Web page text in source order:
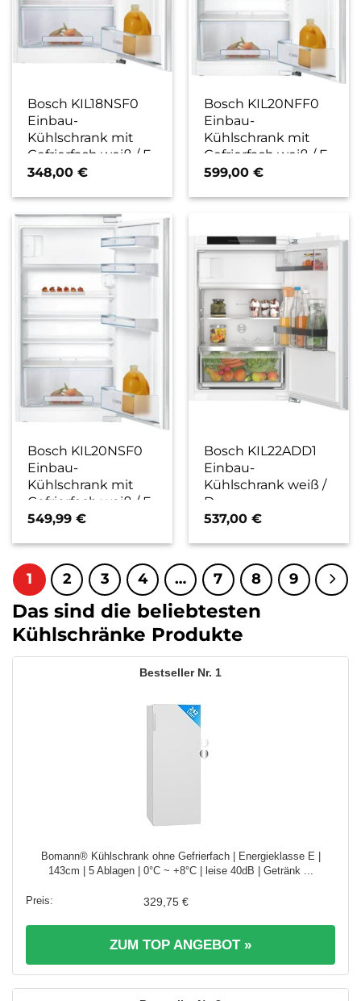
Bosch KIL18NSF0
Einbau-
Kühlschrank mit
Gefrierfach weiß / F
348,00€
Bosch KIL20NFF0
Einbau-
Kühlschrank mit
Gefrierfach weiß / F
599,00€
Bosch KIL20NSF0
Einbau-
Kühlschrank mit
Gefrierfach weiß / F
549,99€
Bosch KIL22ADD1
Einbau-
Kühlschrank weiß /
D
537,00€
1 2 3 4 … 7 8 9
Das sind die beliebtesten
Kühlschränke Produkte
1
Bomann® Kühlschrank ohne Gefrierfach | Energieklasse E |
143cm | 5 Ablagen | 0°C ~ +8°C | leise 40dB | Getränk ...
329,75 €
ZUM TOP ANGEBOT »